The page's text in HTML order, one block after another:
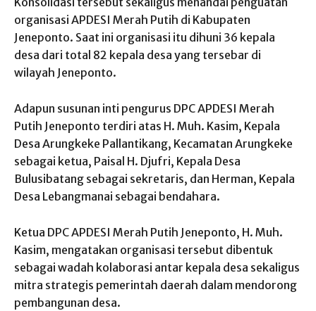
organisasi APDESI Merah Putih di Kabupaten
Jeneponto. Saat ini organisasi itu dihuni 36 kepala
desa dari total 82 kepala desa yang tersebar di
wilayah Jeneponto.
Adapun susunan inti pengurus DPC APDESI Merah
Putih Jeneponto terdiri atas H. Muh. Kasim, Kepala
Desa Arungkeke Pallantikang, Kecamatan Arungkeke
sebagai ketua, Paisal H. Djufri, Kepala Desa
Bulusibatang sebagai sekretaris, dan Herman, Kepala
Desa Lebangmanai sebagai bendahara.
Ketua DPC APDESI Merah Putih Jeneponto, H. Muh.
Kasim, mengatakan organisasi tersebut dibentuk
sebagai wadah kolaborasi antar kepala desa sekaligus
mitra strategis pemerintah daerah dalam mendorong
pembangunan desa.